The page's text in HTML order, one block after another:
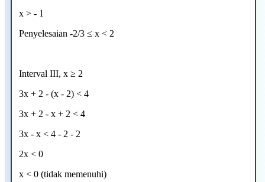
x > - 1
Penyelesaian -2/3 ≤ x < 2
Interval III, x ≥ 2
3x + 2 - (x - 2) < 4
3x + 2 - x + 2 < 4
3x - x < 4 - 2 - 2
2x < 0
x < 0 (tidak memenuhi)